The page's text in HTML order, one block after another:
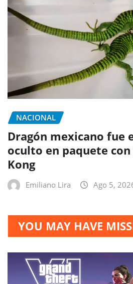
NACIONAL
Dragón mexicano fue
oculto en paquete
Kong
Emiliano Lira Ago 5,
YOU MAY HAVE